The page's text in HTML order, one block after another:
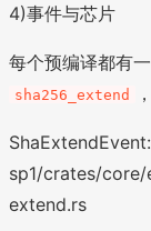
4)事件与芯片
每个预编译都有
sha256_extend
ShaExtendEvent:
sp1/crates/
extend.rs